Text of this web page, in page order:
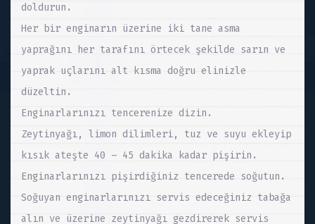
doldurun.
Her bir enginarın üzerine iki tane asma
yaprağını her tarafını örtecek şekilde sarın ve
yaprak uçlarını alt kısma doğru elinizle
düzeltin.
Enginarlarınızı tencerenize dizin.
Zeytinyağı, limon dilimleri, tuz ve suyu ekleyip
kısık ateşte 40 – 45 dakika kadar pişirin.
Enginarlarınızı pişirdiğiniz tencerede soğutun.
Soğuyan enginarlarınızı servis edeceğiniz tabağa
alın ve üzerine zeytinyağı gezdirerek servis